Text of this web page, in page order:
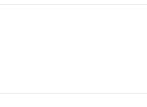
ti addebiteremo nulla e ti